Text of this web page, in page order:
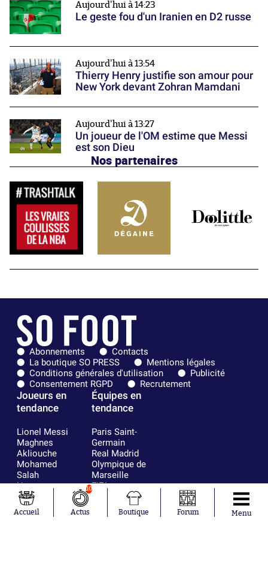
Aujourd'hui à 14:23
Le geste fou d'un Iranien en D2 russe
Aujourd'hui à 13:54
Thierry Henry justifie son amour pour
New York devant Zohran Mamdani
Aujourd'hui à 13:27
Un joueur de l'OM estime que Messi
est son Dieu
Nos partenaires
Abonnements
Contacts
La boutique SO PRESS
Mentions légales
Conditions générales d'utilisation
Publicité
Consentement RGPD
Recrutement
Joueurs en
tendance
Lionel Messi
Maghnes
Akliouche
Mohamed
Salah
Neymar
Julián Álvarez
Ferrán Torres
Kilian Corredor
Équipes en
tendance
Paris Saint-
Germain
Real Madrid
Olympique de
Marseille
FIFA
FC Barcelone
Argentine
Olympique
Accueil
10
Actus Boutique Forum Menu